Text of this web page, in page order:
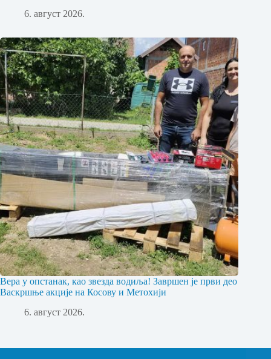
6. август 2026.
Вера у опстанак, као звезда водиља! Завршен је први део
Васкршње акције на Косову и Метохији
6. август 2026.